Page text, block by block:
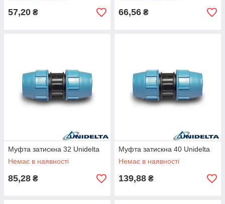
57,20 ₴ 66,56 ₴
Муфта затискна 32 Unidelta
Немає в наявності
85,28 ₴
Муфта затискна 40 Unidelta
Немає в наявності
139,88 ₴